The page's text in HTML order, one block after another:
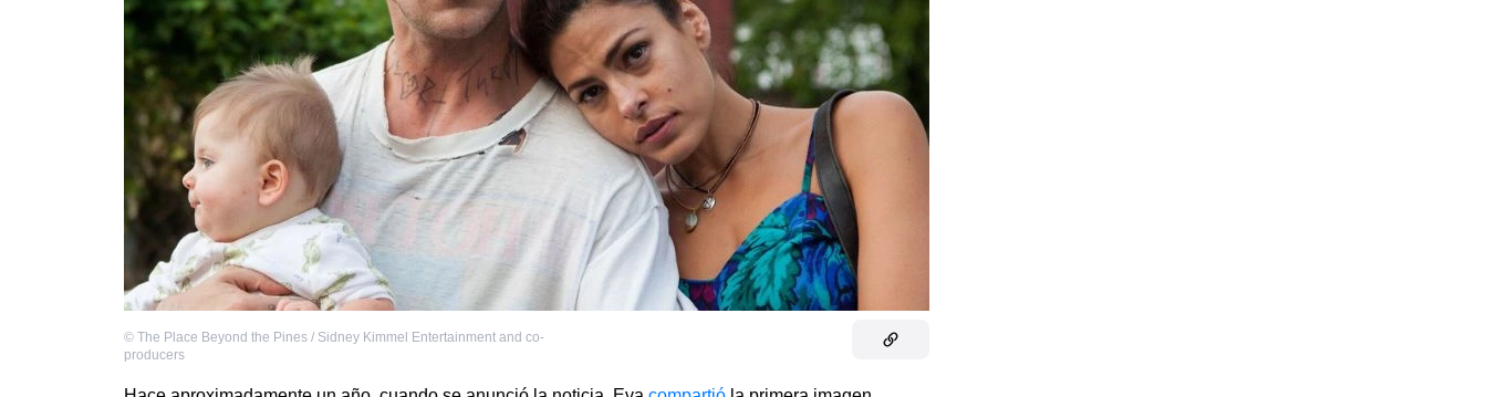
© The Place Beyond the Pines / Sidney Kimmel Entertainment and co-
producers